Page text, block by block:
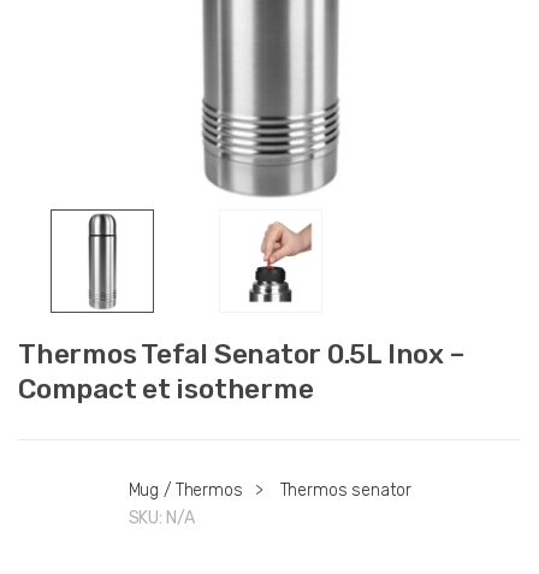
Thermos Tefal Senator 0.5L Inox –
Compact et isotherme
Mug / Thermos >
Thermos senator
SKU: N/A